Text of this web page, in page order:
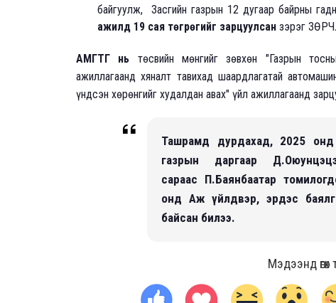
байгуулж, Засгийн газрын 12 дугаар байрны
ажилд 19 сая төгрөгийг зарцуулсан зэрэг
АМГТГ нь төсвийн мөнгийг зөвхөн "Газрын
ажиллагаанд хяналт тавихад шаардлагатай
үндсэн хөрөнгийг худалдан авах" үйл ажиллагаанд
Ташрамд дурдахад, 2025
газрын даргаар
сараас П.Баянбаатар
онд Аж үйлдвэр, эрдэс
байсан билээ.
Мэдээнд